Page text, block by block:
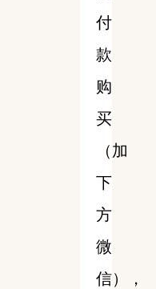
付
款
购
买
（加
下
方
微
信），